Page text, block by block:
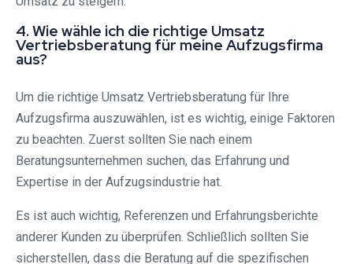
4. Wie wähle ich die richtige Umsatz
Vertriebsberatung für meine Aufzugsfirma
aus?
Um die richtige Umsatz Vertriebsberatung für Ihre
Aufzugsfirma auszuwählen, ist es wichtig, einige Faktoren
zu beachten. Zuerst sollten Sie nach einem
Beratungsunternehmen suchen, das Erfahrung und
Expertise in der Aufzugsindustrie hat.
Es ist auch wichtig, Referenzen und Erfahrungsberichte
anderer Kunden zu überprüfen. Schließlich sollten Sie
sicherstellen, dass die Beratung auf die spezifischen